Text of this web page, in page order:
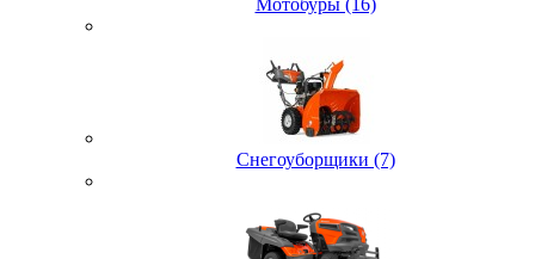
Мотобуры (16)
Снегоуборщики (7)